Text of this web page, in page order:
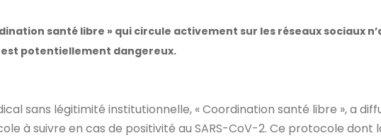
santé libre » qui circule activement sur les réseaux sociaux
potentiellement dangereux.
sans légitimité institutionnelle, « Coordination santé libre », a
à suivre en cas de positivité au SARS-CoV-2. Ce protocole dont